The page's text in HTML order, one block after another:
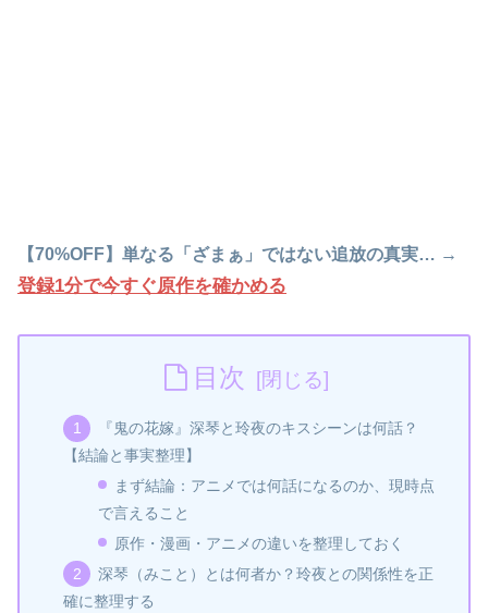
【70%OFF】単なる「ざまぁ」ではない追放の真実… →
登録1分で今すぐ原作を確かめる
目次
『鬼の花嫁』深琴と玲夜のキスシーンは何話？
【結論と事実整理】
まず結論：アニメでは何話になるのか、現時点
で言えること
原作・漫画・アニメの違いを整理しておく
深琴（みこと）とは何者か？玲夜との関係性を正
確に整理する